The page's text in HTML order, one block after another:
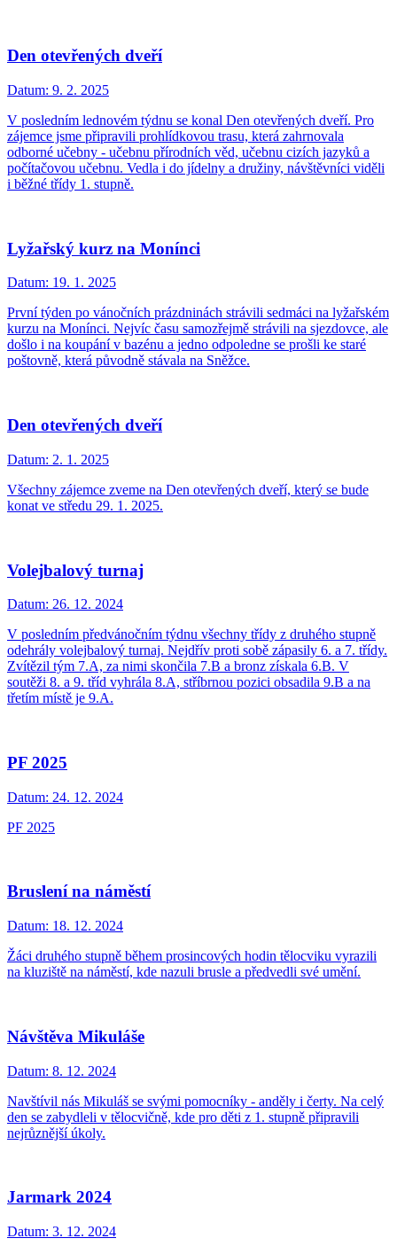
Den otevřených dveří
Datum: 9. 2. 2025
V posledním lednovém týdnu se konal Den otevřených dveří. Pro
zájemce jsme připravili prohlídkovou trasu, která zahrnovala
odborné učebny - učebnu přírodních věd, učebnu cizích jazyků a
počítačovou učebnu. Vedla i do jídelny a družiny, návštěvníci viděli
i běžné třídy 1. stupně.
Lyžařský kurz na Monínci
Datum: 19. 1. 2025
První týden po vánočních prázdninách strávili sedmáci na lyžařském
kurzu na Monínci. Nejvíc času samozřejmě strávili na sjezdovce, ale
došlo i na koupání v bazénu a jedno odpoledne se prošli ke staré
poštovně, která původně stávala na Sněžce.
Den otevřených dveří
Datum: 2. 1. 2025
Všechny zájemce zveme na Den otevřených dveří, který se bude
konat ve středu 29. 1. 2025.
Volejbalový turnaj
Datum: 26. 12. 2024
V posledním předvánočním týdnu všechny třídy z druhého stupně
odehrály volejbalový turnaj. Nejdřív proti sobě zápasily 6. a 7. třídy.
Zvítězil tým 7.A, za nimi skončila 7.B a bronz získala 6.B. V
soutěži 8. a 9. tříd vyhrála 8.A, stříbrnou pozici obsadila 9.B a na
třetím místě je 9.A.
PF 2025
Datum: 24. 12. 2024
PF 2025
Bruslení na náměstí
Datum: 18. 12. 2024
Žáci druhého stupně během prosincových hodin tělocviku vyrazili
na kluziště na náměstí, kde nazuli brusle a předvedli své umění.
Návštěva Mikuláše
Datum: 8. 12. 2024
Navštívil nás Mikuláš se svými pomocníky - anděly i čerty. Na celý
den se zabydleli v tělocvičně, kde pro děti z 1. stupně připravili
nejrůznější úkoly.
Jarmark 2024
Datum: 3. 12. 2024